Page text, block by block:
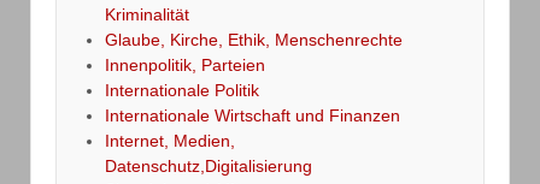
Kriminalität
Glaube, Kirche, Ethik, Menschenrechte
Innenpolitik, Parteien
Internationale Politik
Internationale Wirtschaft und Finanzen
Internet, Medien,
Datenschutz,Digitalisierung